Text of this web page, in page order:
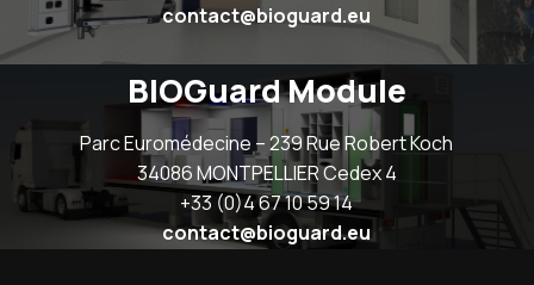
contact@bioguard.eu
BIOGuard Module
Parc Euromédecine – 239 Rue Robert Koch
34086 MONTPELLIER Cedex 4
+33 (0)4 67 10 59 14
contact@bioguard.eu